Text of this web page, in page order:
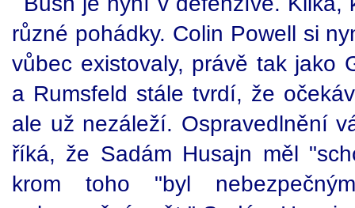
různé pohádky. Colin Powell si
vůbec existovaly, právě tak jako
a Rumsfeld stále tvrdí, že
ale už nezáleží. Ospravedlnění
říká, že Sadám Husajn měl
krom toho "byl